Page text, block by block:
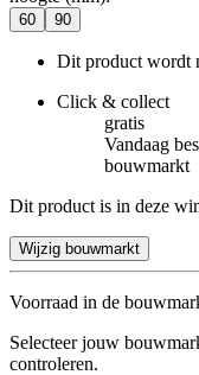
60 90
Dit product wordt
Click & collect
gratis
Vandaag
bouwmarkt
Dit product is in deze
Wijzig bouwmarkt
Voorraad in de
Selecteer jouw
controleren.